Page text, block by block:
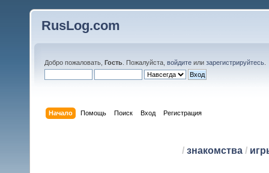
RusLog.com
Добро пожаловать, Гость . Пожалуйста, войдите или зарегистрируйтесь
Начало Помощь Поиск Вход Регистрация
/ знакомства/